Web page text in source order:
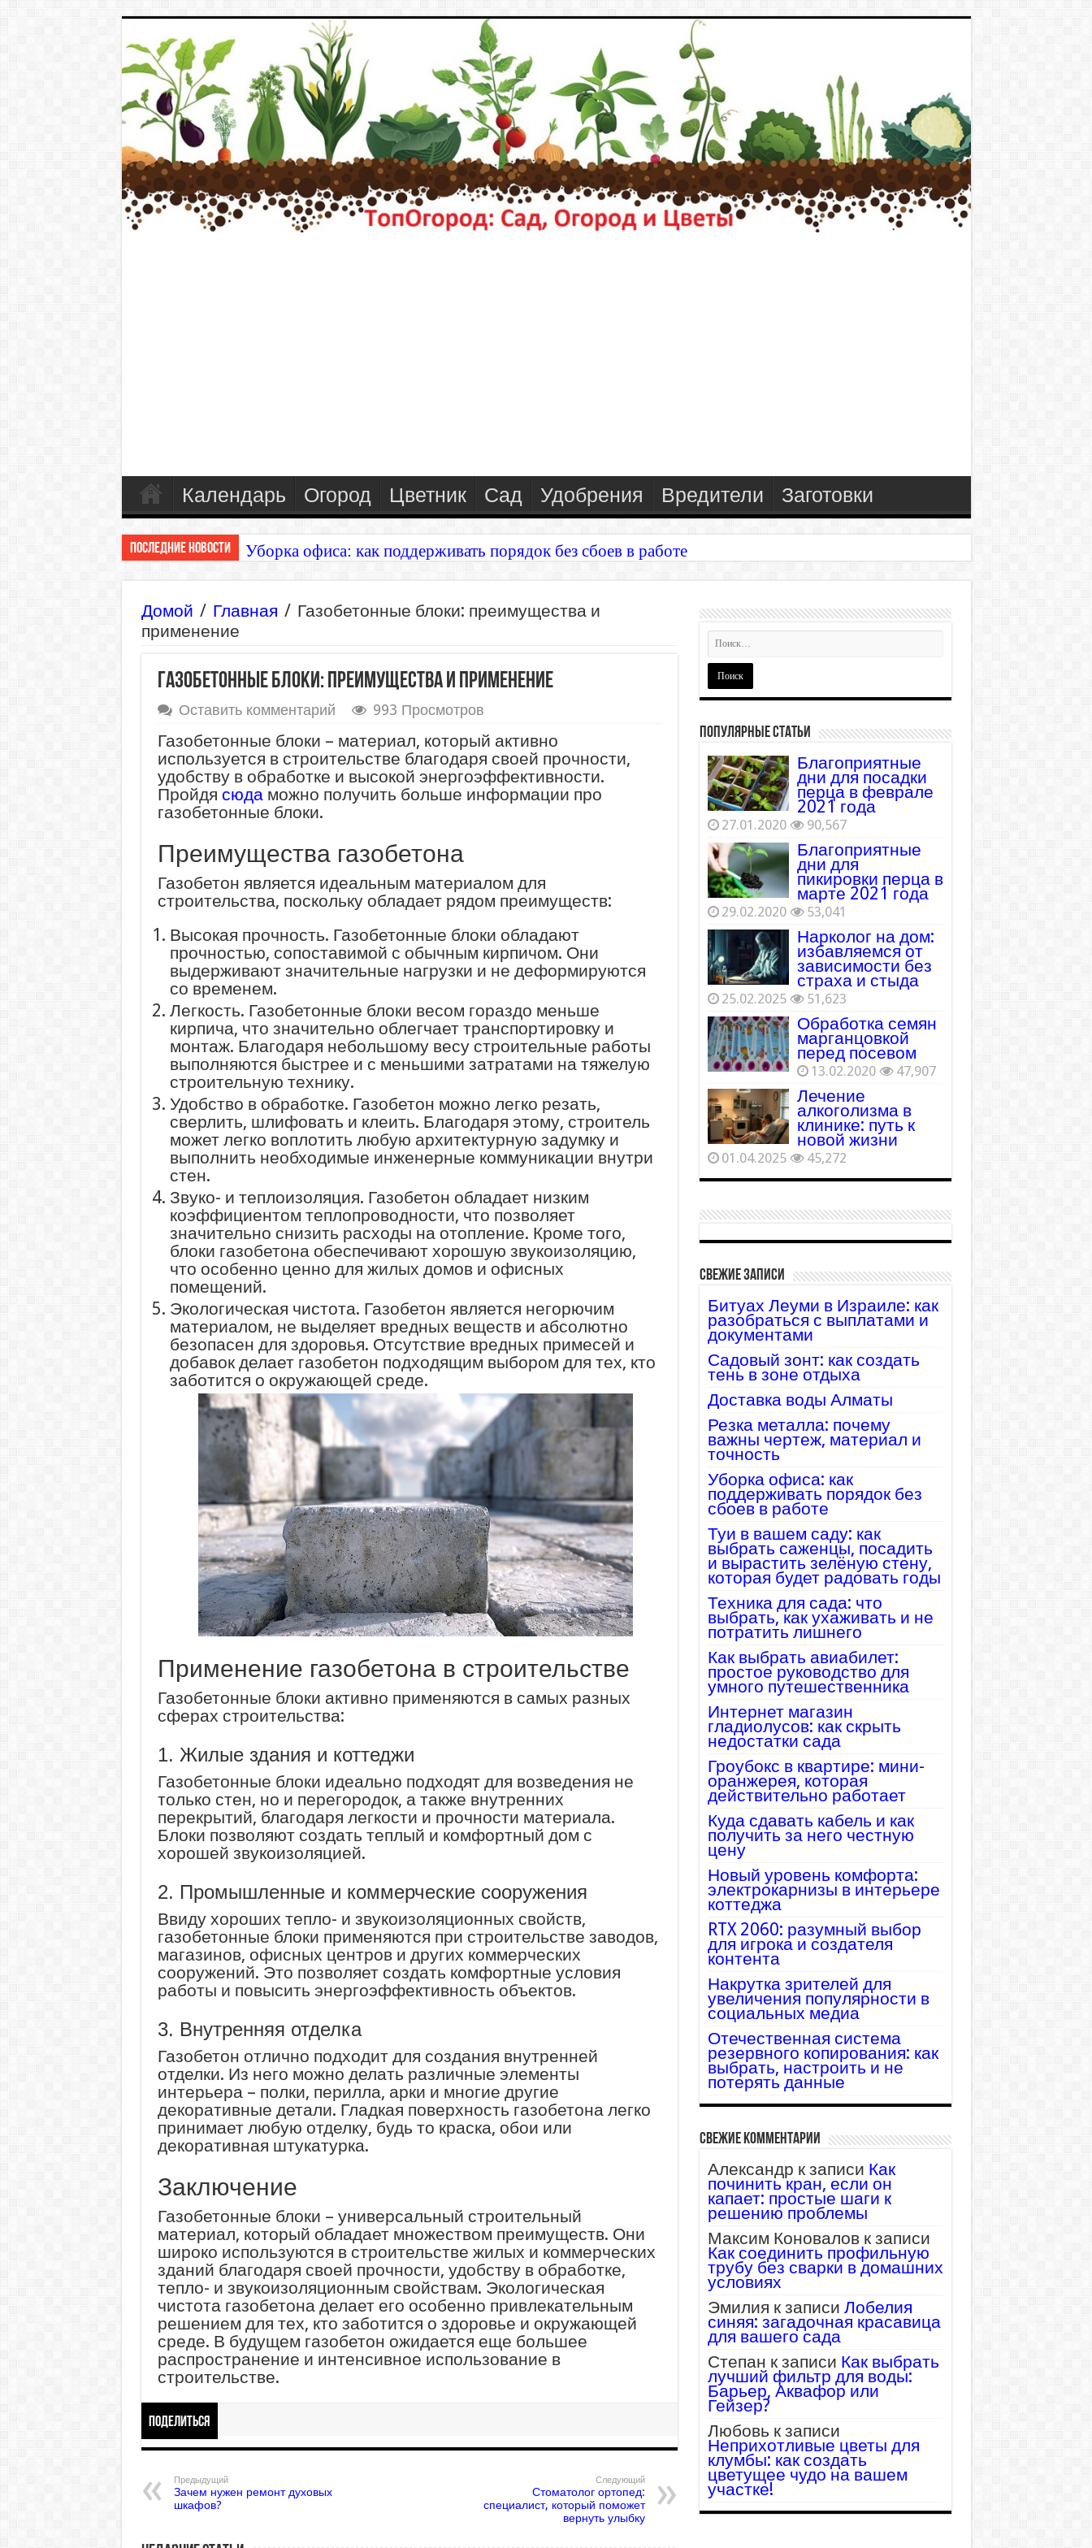
Календарь Огород Цветник Сад Удобрения Вредители Заготовки
Последние Новости Уборка офиса: как поддерживать порядок без сбоев в работе
Туи в вашем саду: как выбрать саженцы, посадить и вырастить зелёную стену, которая будет радовать годы
Домой / Главная / Газобетонные блоки: преимущества и
применение
Газобетонные блоки: преимущества и применение
Оставить комментарий 993 Просмотров
Газобетонные блоки – материал, который активно
используется в строительстве благодаря своей прочности,
удобству в обработке и высокой энергоэффективности.
Пройдя сюдаможно получить больше информации про
газобетонные блоки.
Преимущества газобетона
Газобетон является идеальным материалом для
строительства, поскольку обладает рядом преимуществ:
Высокая прочность. Газобетонные блоки обладают
прочностью, сопоставимой с обычным кирпичом. Они
выдерживают значительные нагрузки и не деформируются
со временем.
Легкость. Газобетонные блоки весом гораздо меньше
кирпича, что значительно облегчает транспортировку и
монтаж. Благодаря небольшому весу строительные работы
выполняются быстрее и с меньшими затратами на тяжелую
строительную технику.
Удобство в обработке. Газобетон можно легко резать,
сверлить, шлифовать и клеить. Благодаря этому, строитель
может легко воплотить любую архитектурную задумку и
выполнить необходимые инженерные коммуникации внутри
стен.
Звуко- и теплоизоляция. Газобетон обладает низким
коэффициентом теплопроводности, что позволяет
значительно снизить расходы на отопление. Кроме того,
блоки газобетона обеспечивают хорошую звукоизоляцию,
что особенно ценно для жилых домов и офисных
помещений.
Экологическая чистота. Газобетон является негорючим
материалом, не выделяет вредных веществ и абсолютно
безопасен для здоровья. Отсутствие вредных примесей и
добавок делает газобетон подходящим выбором для тех, кто
заботится о окружающей среде.
Применение газобетона в строительстве
Газобетонные блоки активно применяются в самых разных
сферах строительства:
1. Жилые здания и коттеджи
Газобетонные блоки идеально подходят для возведения не
только стен, но и перегородок, а также внутренних
перекрытий, благодаря легкости и прочности материала.
Блоки позволяют создать теплый и комфортный дом с
хорошей звукоизоляцией.
2. Промышленные и коммерческие сооружения
Ввиду хороших тепло- и звукоизоляционных свойств,
газобетонные блоки применяются при строительстве заводов,
магазинов, офисных центров и других коммерческих
сооружений. Это позволяет создать комфортные условия
работы и повысить энергоэффективность объектов.
3. Внутренняя отделка
Газобетон отлично подходит для создания внутренней
отделки. Из него можно делать различные элементы
интерьера – полки, перилла, арки и многие другие
декоративные детали. Гладкая поверхность газобетона легко
принимает любую отделку, будь то краска, обои или
декоративная штукатурка.
Заключение
Газобетонные блоки – универсальный строительный
материал, который обладает множеством преимуществ. Они
широко используются в строительстве жилых и коммерческих
зданий благодаря своей прочности, удобству в обработке,
тепло- и звукоизоляционным свойствам. Экологическая
чистота газобетона делает его особенно привлекательным
решением для тех, кто заботится о здоровье и окружающей
среде. В будущем газобетон ожидается еще большее
распространение и интенсивное использование в
строительстве.
Поделиться
Предыдущий
Зачем нужен ремонт духовых
шкафов?
Следующий
Стоматолог ортопед:
специалист, который поможет
вернуть улыбку
Популярные статьи
Благоприятные
дни для посадки
перца в феврале
2021 года
27.01.2020 90,567
Благоприятные
дни для
пикировки перца в
марте 2021 года
29.02.2020 53,041
Нарколог на дом:
избавляемся от
зависимости без
страха и стыда
25.02.2025 51,623
Обработка семян
марганцовкой
перед посевом
13.02.2020 47,907
Лечение
алкоголизма в
клинике: путь к
новой жизни
01.04.2025 45,272
Свежие записи
Битуах Леуми в Израиле: как
разобраться с выплатами и
документами
Садовый зонт: как создать
тень в зоне отдыха
Доставка воды Алматы
Резка металла: почему
важны чертеж, материал и
точность
Уборка офиса: как
поддерживать порядок без
сбоев в работе
Туи в вашем саду: как
выбрать саженцы, посадить
и вырастить зелёную стену,
которая будет радовать годы
Техника для сада: что
выбрать, как ухаживать и не
потратить лишнего
Как выбрать авиабилет:
простое руководство для
умного путешественника
Интернет магазин
гладиолусов: как скрыть
недостатки сада
Гроубокс в квартире: мини-
оранжерея, которая
действительно работает
Куда сдавать кабель и как
получить за него честную
цену
Новый уровень комфорта:
электрокарнизы в интерьере
коттеджа
RTX 2060: разумный выбор
для игрока и создателя
контента
Накрутка зрителей для
увеличения популярности в
социальных медиа
Отечественная система
резервного копирования: как
выбрать, настроить и не
потерять данные
Свежие комментарии
Александр к записи Как
починить кран, если он
капает: простые шаги к
решению проблемы
Максим Коноваловк записи
Как соединить профильную
трубу без сварки в домашних
условиях
Эмилия к записи Лобелия
синяя: загадочная красавица
для вашего сада
Степан к записи Как выбрать
лучший фильтр для воды:
Барьер, Аквафор или
Гейзер?
Любовь к записи
Неприхотливые цветы для
клумбы: как создать
цветущее чудо на вашем
участке!